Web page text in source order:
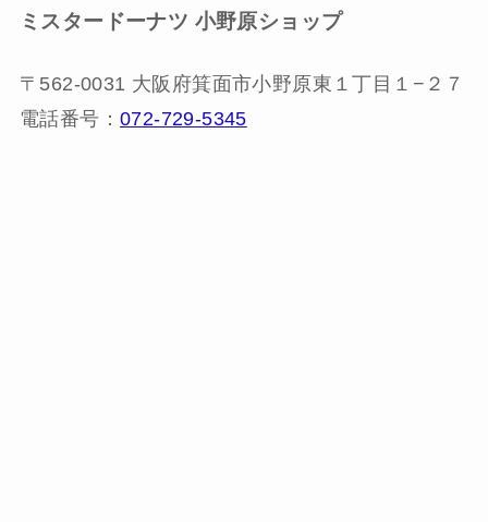
ミスタードーナツ 小野原ショップ
〒562-0031 大阪府箕面市小野原東１丁目１−２７
電話番号： 072-729-5345